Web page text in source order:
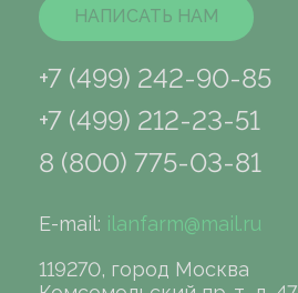
НАПИСАТЬ НАМ
+7 (499) 242-90-85
+7 (499) 212-23-51
8 (800) 775-03-81
E-mail: ilanfarm@mail.ru
119270, город Москва